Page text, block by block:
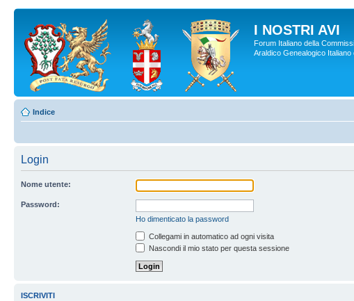
I NOSTRI AVI
Forum Italiano della
Araldico Genealogico Italiano
Indice
Login
Nome utente:
Password:
Ho dimenticato la password
Collegami in automatico ad ogni visita
Nascondi il mio stato per questa sessione
ISCRIVITI